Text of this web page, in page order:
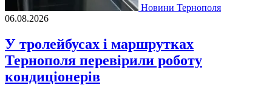
Новини Тернополя
06.08.2026
У тролейбусах і маршрутках
Тернополя перевірили роботу
кондиціонерів